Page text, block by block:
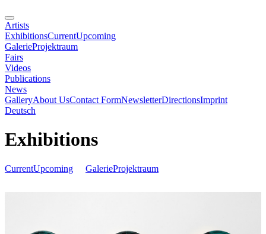
Artists
ExhibitionsCurrentUpcoming
GalerieProjektraum
Fairs
Videos
Publications
News
GalleryAbout UsContact FormNewsletterDirectionsImprint
Deutsch
Exhibitions
CurrentUpcoming GalerieProjektraum